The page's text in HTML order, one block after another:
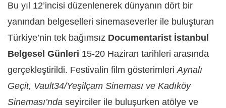
Bu yıl 12’incisi düzenlenerek dünyanın dört bir
yanından belgeselleri sinemaseverler ile buluşturan
Türkiye’nin tek bağımsız Documentarist İstanbul
Belgesel Günleri 15-20 Haziran tarihleri arasında
gerçekleştirildi. Festivalin film gösterimleriAynalı
Geçit, Vault34/Yeşilçam Sineması ve Kadıköy
Sineması’nda seyirciler ile buluşurken atölye ve